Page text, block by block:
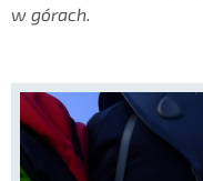
w górach.